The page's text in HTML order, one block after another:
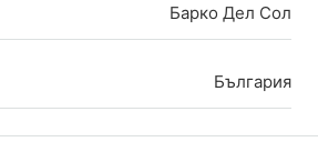
Барко Дел Сол
България